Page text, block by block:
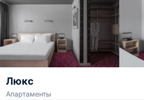
Люкс
Апартаменты